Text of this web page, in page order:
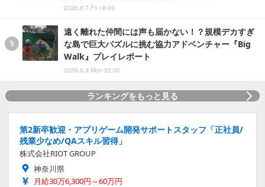
2026.8.7 Fri 18:00
遠く離れた仲間には声も届かない！？規模デカすぎ
な島で巨大パズルに挑む協力アドベンチャー『Big
Walk』プレイレポート
2026.8.3 Mon 22:00
ランキングをもっと見る
第2新卒歓迎・アプリゲーム開発サポートスタッフ「正社員/
残業少なめ/QAスキル習得」
株式会社RIOT GROUP
神奈川県
月給30万6,300円～60万円